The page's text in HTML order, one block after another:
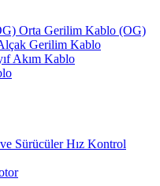
Orta Gerilim Kablo (OG)
Gerilim Kablo
Akım Kablo
Hız Kontrol